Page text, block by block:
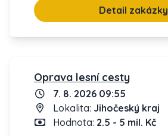
Detail zakázky
Oprava lesní cesty
7. 8. 2026 09:55
Lokalita: Jihočeský kraj
Hodnota: 2.5 - 5 mil. Kč